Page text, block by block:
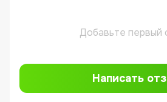
Добавьте первый
Написать